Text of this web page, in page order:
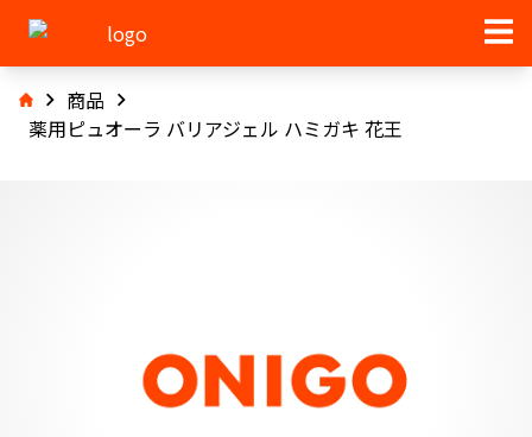
商品
薬用ピュオーラ バリアジェル ハミガキ 花王